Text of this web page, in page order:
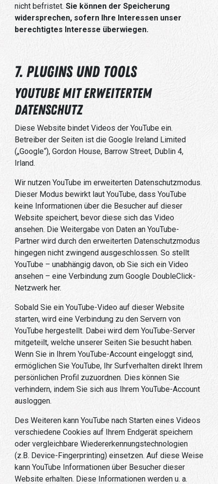
nicht befristet. Sie können der Speicherung
widersprechen, sofern Ihre Interessen unser
berechtigtes Interesse überwiegen.
7. Plugins und Tools
YouTube mit erweitertem
Datenschutz
Diese Website bindet Videos der YouTube ein.
Betreiber der Seiten ist die Google Ireland Limited
(„Google“), Gordon House, Barrow Street, Dublin 4,
Irland.
Wir nutzen YouTube im erweiterten Datenschutzmodus.
Dieser Modus bewirkt laut YouTube, dass YouTube
keine Informationen über die Besucher auf dieser
Website speichert, bevor diese sich das Video
ansehen. Die Weitergabe von Daten an YouTube-
Partner wird durch den erweiterten Datenschutzmodus
hingegen nicht zwingend ausgeschlossen. So stellt
YouTube – unabhängig davon, ob Sie sich ein Video
ansehen – eine Verbindung zum Google DoubleClick-
Netzwerk her.
Sobald Sie ein YouTube-Video auf dieser Website
starten, wird eine Verbindung zu den Servern von
YouTube hergestellt. Dabei wird dem YouTube-Server
mitgeteilt, welche unserer Seiten Sie besucht haben.
Wenn Sie in Ihrem YouTube-Account eingeloggt sind,
ermöglichen Sie YouTube, Ihr Surfverhalten direkt Ihrem
persönlichen Profil zuzuordnen. Dies können Sie
verhindern, indem Sie sich aus Ihrem YouTube-Account
ausloggen.
Des Weiteren kann YouTube nach Starten eines Videos
verschiedene Cookies auf Ihrem Endgerät speichern
oder vergleichbare Wiedererkennungstechnologien
(z.B. Device-Fingerprinting) einsetzen. Auf diese Weise
kann YouTube Informationen über Besucher dieser
Website erhalten. Diese Informationen werden u. a.